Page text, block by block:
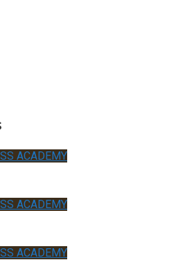
ACADEMY
ACADEMY
ACADEMY